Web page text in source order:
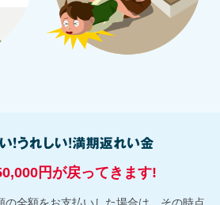
円が戻ってきます!
の全額をお支払いした場合は、その時点